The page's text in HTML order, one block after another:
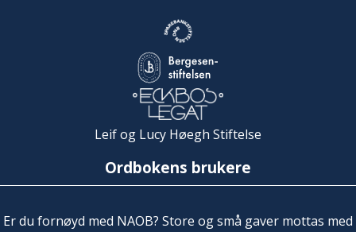
Leif og Lucy Høegh Stiftelse
Ordbokens brukere
Er du fornøyd med NAOB? Store og små gaver mottas med